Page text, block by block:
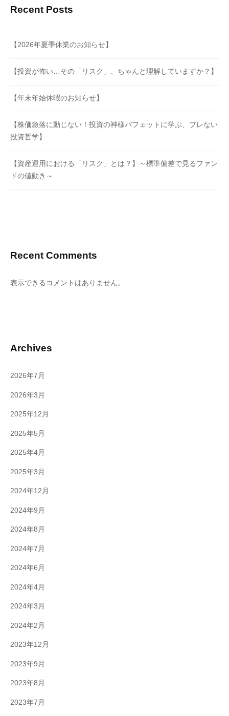
Recent Posts
【2026年夏季休業のお知らせ】
【投資が怖い…その「リスク」、ちゃんと理解していますか？】
【年末年始休暇のお知らせ】
【株価急落に動じない！投資の神様バフェットに学ぶ、ブレない
投資哲学】
【資産運用における「リスク」とは？】～標準偏差で見るファン
ドの値動き～
Recent Comments
表示できるコメントはありません。
Archives
2026年7月
2026年3月
2025年12月
2025年5月
2025年4月
2025年3月
2024年12月
2024年9月
2024年8月
2024年7月
2024年6月
2024年4月
2024年3月
2024年2月
2023年12月
2023年9月
2023年8月
2023年7月